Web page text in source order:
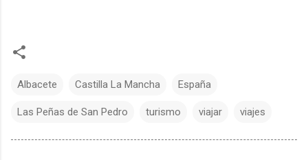
Albacete Castilla La Mancha España
Las Peñas de San Pedro turismo viajar viajes